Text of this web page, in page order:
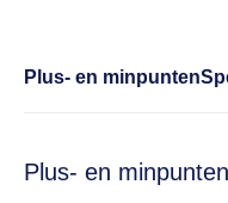
Plus- en minpunten
Plus- en minpunten